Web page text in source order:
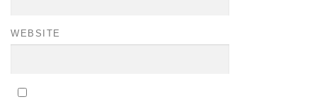
WEBSITE